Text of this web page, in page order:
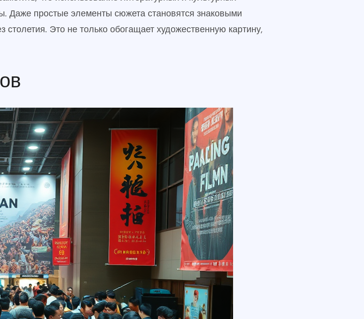
Даже простые элементы сюжета становятся знаковыми
Это не только обогащает художественную картину,